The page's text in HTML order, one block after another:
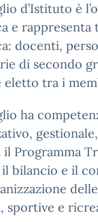
d’Istituto è
e
docenti,
di secondo
eletto tra i
ha
il Programma
il bilancio e il
sportive e